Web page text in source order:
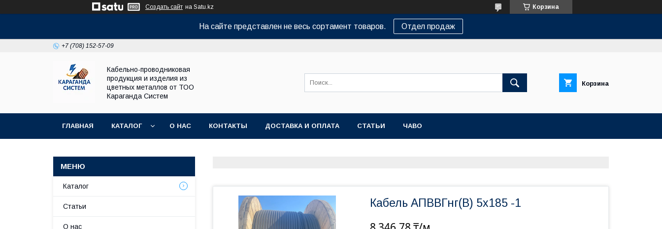
Создать сайт на Satu.kz Корзина
На сайте представлен не весь сортамент товаров. Отдел продаж
+7 (708) 152-57-09
Кабельно-проводниковая
продукция и изделия из
цветных металлов от ТОО
Караганда Систем
Корзина
ГЛАВНАЯ КАТАЛОГ О НАС КОНТАКТЫ ДОСТАВКА И ОПЛАТА СТАТЬИ ЧАВО
Кабель АПВВГнг(В) 5х185 -1
Каталог
Статьи
О нас